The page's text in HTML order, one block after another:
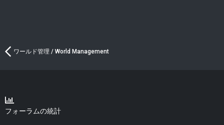
ワールド管理 / World Management
フォーラムの統計